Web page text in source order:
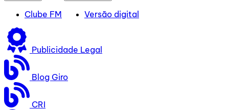
Clube FM Versão digital
Publicidade Legal
Blog Giro
CRI